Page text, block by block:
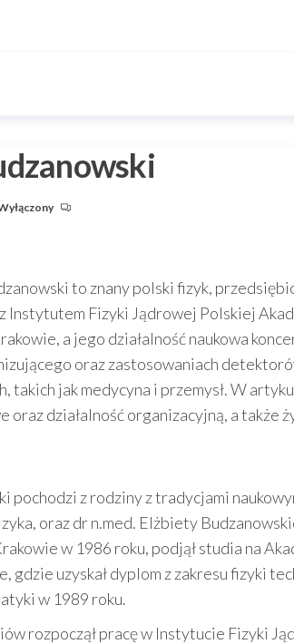
to znany polski fizyk,
Instytutem Fizyki Jądrowej Polskiej
a jego działalność naukowa
oraz zastosowaniach
takich jak medycyna i przemysł. W
oraz działalność organizacyjną, a także
pochodzi z rodziny z tradycjami
oraz dr n.med. Elżbiety
w 1986 roku, podjął studia na
gdzie uzyskał dyplom z zakresu fizyki
w 1989 roku.
rozpoczął pracę w Instytucie Fizyki